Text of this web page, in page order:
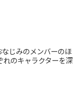
じみのメンバーのほ
れのキャラクターを深